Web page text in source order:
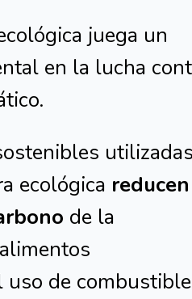
juega un
en la lucha
ecológica reducen
de la
uso de